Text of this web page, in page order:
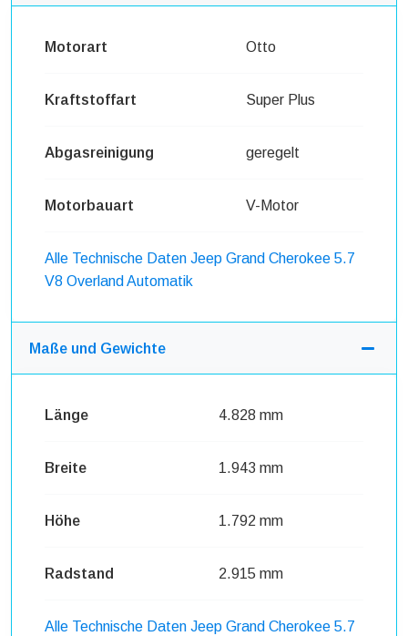
Motorart Otto
Kraftstoffart Super Plus
Abgasreinigung geregelt
Motorbauart V-Motor
Alle Technische Daten Jeep Grand Cherokee 5.7
V8 Overland Automatik
Maße und Gewichte
Länge 4.828 mm
Breite 1.943 mm
Höhe 1.792 mm
Radstand 2.915 mm
Alle Technische Daten Jeep Grand Cherokee 5.7